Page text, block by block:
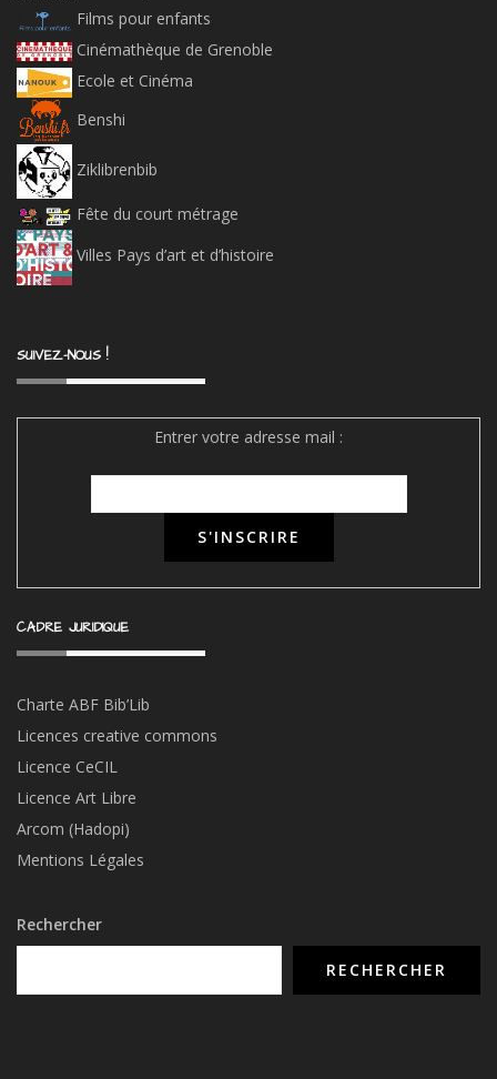
Films pour enfants
Cinémathèque de Grenoble
Ecole et Cinéma
Benshi
Ziklibrenbib
Fête du court métrage
Villes Pays d’art et d’histoire
SUIVEZ-NOUS !
Entrer votre adresse mail :
CADRE JURIDIQUE
Charte ABF Bib’Lib
Licences creative commons
Licence CeCIL
Licence Art Libre
Arcom (Hadopi)
Mentions Légales
Rechercher
RECHERCHER